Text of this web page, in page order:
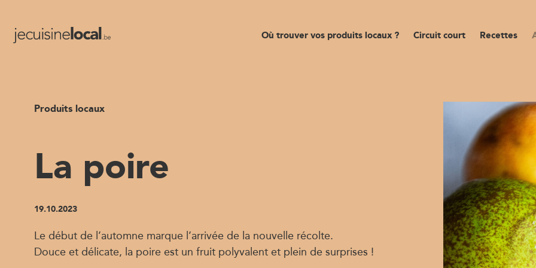
Où trouver vos produits locaux ? Circuit court Recettes
Produits locaux
La poire
19.10.2023
Le début de l’automne marque l’arrivée de la nouvelle récolte.
Douce et délicate, la poire est un fruit polyvalent et plein de surprises !